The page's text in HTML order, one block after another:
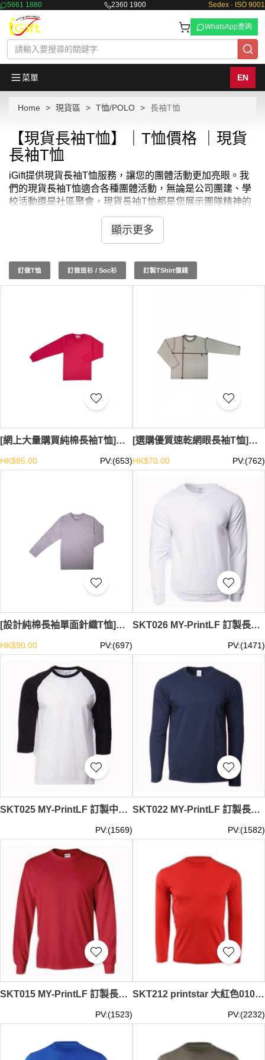
5661 1880 2360 1900 Sedex · ISO 9001
WhatsApp查詢
菜單 EN
Home 現貨區 T恤/POLO 長袖T恤
【現貨長袖T恤】｜T恤價格 ｜現貨
長袖T恤
iGift提供現貨長袖T恤服務，讓您的團體活動更加亮眼。我
們的現貨長袖T恤適合各種團體活動，無論是公司團建、學
校活動還是社區聚會，現貨長袖T恤都是您展示團隊精神的
理想選擇。我們的現貨長袖T恤款式多樣，顏色豐富，滿足
不同團體的需求。選擇iGift的現貨長袖T恤，您還可以享受
快速交貨和高品質的產品，確保您的團體活動順利進行。立
體活動的專屬獎勵！了解更多，請訪問我們的官網。現貨長
袖T恤最少訂購量 -MOQ: 1件起 ； 價格：HKD20 / 起, 視乎
顯示更多
訂做T恤 訂做班衫 / Soc衫 訂製TShirt價錢
[網上大量購買純棉長袖T恤]｜純棉材質 舒適自在｜精選185g厚度，輕盈舒適｜香港現貨 SKT120-HK-SUNHIN-003
HK$85.00 PV:(653)
[選購優質速乾網眼長袖T恤]｜功能性網眼布料 透氣速乾｜100%聚酯纖維 輕便耐穿｜香港現貨 SKT119-HK-SUNHIN-020-30
HK$70.00 PV:(762)
[設計純棉長袖單面針織T恤]｜100%純棉 20s面料 柔軟親膚｜185g克重 透氣舒適｜香港現貨 SKT117-HK-SUNHIN-020K
HK$90.00 PV:(697)
SKT026 MY-PrintLF 訂製長袖男女T恤 男女長袖休閒T恤 長袖T恤專門店 長袖T恤製造商 馬來西亞出貨 88000
PV:(1471)
SKT025 MY-PrintLF 訂製中長袖男女T恤 男女中長袖休閒T恤 長袖T恤專門店 長袖T恤製造商 馬來西亞出貨 76700
PV:(1569)
SKT022 MY-PrintLF 訂製長袖男女T恤 男女長袖休閒T恤 長袖T恤專門店 長袖T恤製造商 馬來西亞出貨 76400
PV:(1582)
SKT015 MY-PrintLF 訂製長袖男裝T恤 男裝長袖休閒T恤 T恤專門店 馬來西亞出貨 2400
PV:(1523)
SKT212 printstar 大紅色010長袖男裝T恤 00101-LVC 在線訂購活力彩色T恤 純棉T恤 T恤製造商 T恤價格
PV:(2232)